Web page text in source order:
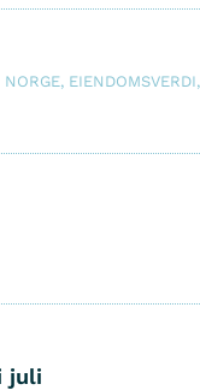
NORGE, EIENDOMSVERDI,
juli